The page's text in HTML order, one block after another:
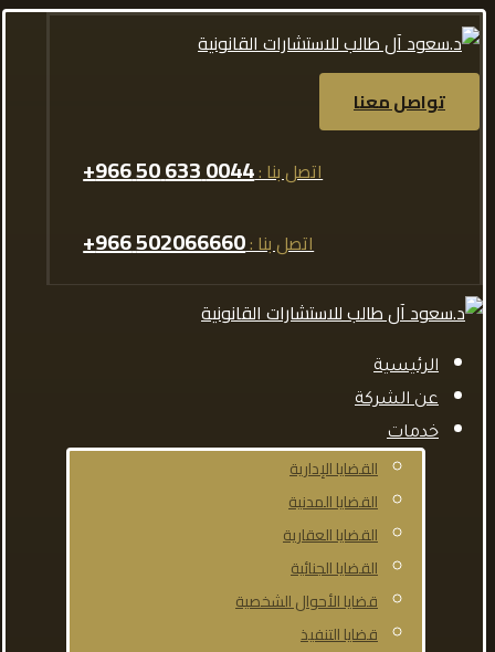
تواصل معنا
اتصل بنا :0044 633 50 966+
اتصل بنا :502066660 966+
الرئيسية
عن الشركة
خدمات
القضايا الإدارية
القضايا المدنية
القضايا العقارية
القضايا الجنائية
قضايا الأحوال الشخصية
قضايا التنفيذ